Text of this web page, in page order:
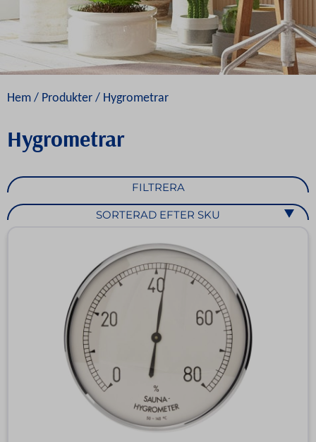
Hem / Produkter / Hygrometrar
Hygrometrar
FILTRERA
SORTERAD EFTER SKU